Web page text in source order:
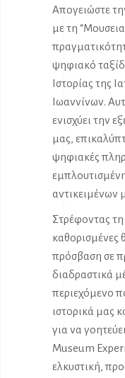
Απογειώστε
με τη
ψηφιακό
Ιστορίας της
Ιωαννίνων.
ενισχύει την
μας,
ψηφιακές
αντικειμένων
Στρέφοντας τη
καθορισμένες
πρόσβαση σε
διαδραστικά
περιεχόμενο
ιστορικά μας
για να
Museum
ελκυστική,